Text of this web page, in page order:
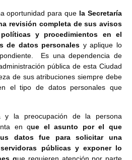
oportunidad para que la Secretaría
revisión completa de sus avisos
y procedimientos en el
de datos personales y aplique lo
Es una dependencia de
pública de esta Ciudad
de sus atribuciones siempre debe
el tipo de datos personales que
y la preocupación de la persona
en que el asunto por el que
datos fue para solicitar una
públicas y exponer lo
que requieren atención por parte